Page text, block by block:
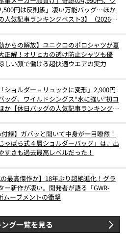
円は反則級」凄い万能バッグ…ほか
人気記事ランキングベスト3】（2026年
からの解放】ユニクロのポロシャツが夏
正解！オリヒカの透け防止シャツも優
しい顔で働ける超快適ウエアの実力
ショルダー⇔リュックに変形」2,900円
ッグ、ワイルドシングス“水に強い”初コ
か【休日バッグの人気記事ランキングベ
付録】ガバッと開いて中身が一目瞭然！
ゃばら式４層ショルダーバッグ」は、出
すさも過去最高レベルだった！
の最高傑作か】18年ぶり超絶進化！グラ
ー新作が凄い。開発者が語る「GWR-
ムーブメントの衝撃
グ一覧を見る